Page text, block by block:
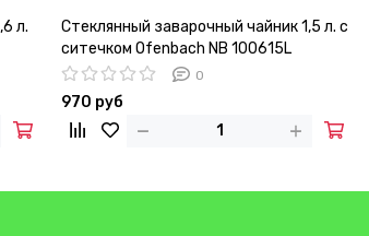
л.
Стеклянный заварочный чайник 1,5 л. с
ситечком Ofenbach NB 100615L
0
970 руб